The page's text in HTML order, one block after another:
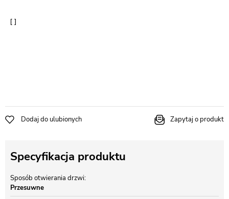
Dodaj do ulubionych Zapytaj o produkt
Specyfikacja produktu
Sposób otwierania drzwi
Przesuwne